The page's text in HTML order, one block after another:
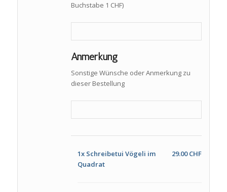
Buchstabe 1 CHF)
Anmerkung
Sonstige Wünsche oder Anmerkung zu
dieser Bestellung
1x Schreibetui Vögeli im
Quadrat
29.00 CHF